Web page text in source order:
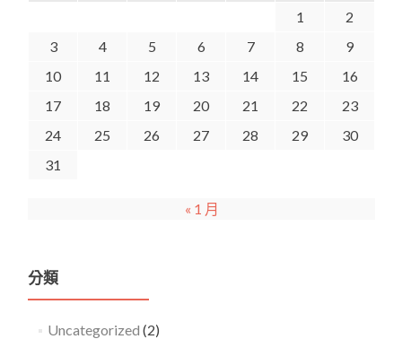
1
2
3
4 5 6 7 8
9
10
11 12 13 14 15
16
17
18 19 20 21 22
23
24
25 26 27 28 29
30
31
« 1 月
分類
Uncategorized (2)